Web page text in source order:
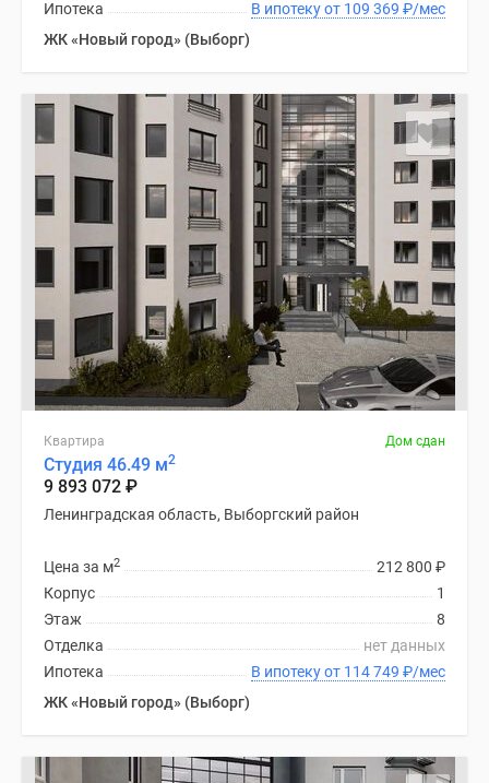
В ипотеку от 109 369 ₽/мес
Ипотека
ЖК «Новый город» (Выборг)
Квартира Дом сдан
Студия 46.49 м2
9 893 072 ₽
Ленинградская область, Выборгский район
212 800 ₽
Цена за м2
1
Корпус
8
Этаж
нет данных
Отделка
В ипотеку от 114 749 ₽/мес
Ипотека
ЖК «Новый город» (Выборг)